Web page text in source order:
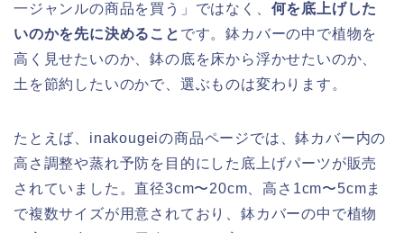
一ジャンルの商品を買う」ではなく、 何を底上げした
いのかを先に決めること です。鉢カバーの中で植物を
高く見せたいのか、鉢の底を床から浮かせたいのか、
土を節約したいのかで、選ぶものは変わります。
たとえば、inakougeiの商品ページでは、鉢カバー内の
高さ調整や蒸れ予防を目的にした底上げパーツが販売
されていました。直径3cm〜20cm、高さ1cm〜5cmま
で複数サイズが用意されており、鉢カバーの中で植物